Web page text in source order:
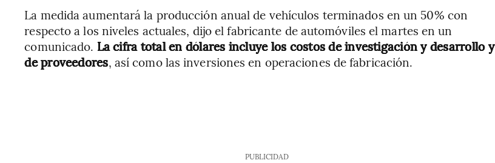
La medida aumentará la producción anual de vehículos terminados en un 50% con
respecto a los niveles actuales, dijo el fabricante de automóviles el martes en un
comunicado. La cifra total en dólares incluye los costos de investigación y desarrollo y
de proveedores, así como las inversiones en operaciones de fabricación.
PUBLICIDAD